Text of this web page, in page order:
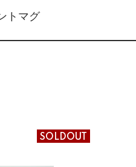
トマグ
SOLDOUT